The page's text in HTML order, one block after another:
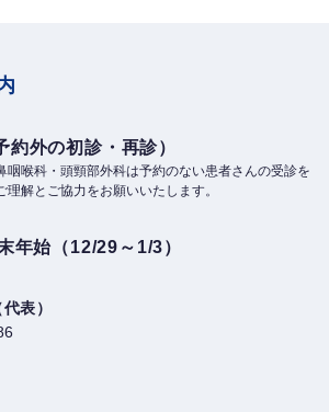
外の初診・再診）
喉科・頭頸部外科は予約のない患者さんの受診を
解とご協力をお願いいたします。
年始（12/29～1/3）
代表）